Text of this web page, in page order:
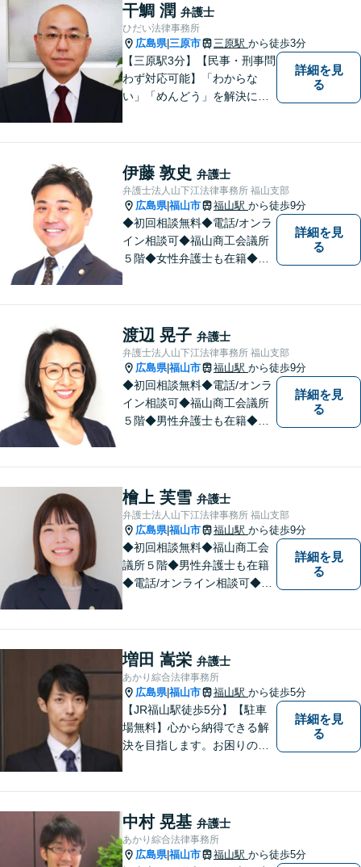
るよう職員一同頑張っていま
す。 お気軽にお問い合わせく
ださい。
干鯛 潤 弁護士
ひだい法律事務所
広島県| 三原市 三原駅 から徒歩3分
【三原駅3分】【民事・刑事問
わず対応可能】「わからな
い」「めんどう」を解決に導
動がモットー。身近な頼れる
弁護士として依頼者さまにし
っかりと寄り添います。
詳細を見
る
伊藤 敦史 弁護士
弁護士法人山下江法律事務所 福山支部
広島県|福山市 福山駅 から徒歩9分
◆初回相談無料◆電話/オンラ
イン相談可◆福山商工会議所
５階◆女性弁護士も在籍◆刑
いことも安心してご相談くだ
さい。あなたの気持ちに寄り
添い、丁寧にお応えします。
詳細を見
る
渡辺 晃子 弁護士
弁護士法人山下江法律事務所 福山支部
広島県|福山市 福山駅 から徒歩9分
◆初回相談無料◆電話/オンラ
イン相談可◆福山商工会議所
５階◆男性弁護士も在籍◆離
ど。話しにくいことも安心し
てご相談ください。あなたの
気持ちに寄り添い、丁寧にお
応えします。
詳細を見
る
檜上 芙雪 弁護士
弁護士法人山下江法律事務所 福山支部
広島県|福山市 福山駅 から徒歩9分
◆初回相談無料◆福山商工会
議所５階◆男性弁護士も在籍
◆電話/オンライン相談可◆離
話しにくいことも安心してご
相談ください。あなたの気持
ちに寄り添い、丁寧にお応え
します。
詳細を見
る
増田 嵩栄 弁護士
あかり綜合法律事務所
広島県|福山市 福山駅 から徒歩5分
【JR福山駅徒歩5分】【駐車
場無料】心から納得できる解
決を目指します。お困りの方
詳細を見
る
中村 晃基 弁護士
あかり綜合法律事務所
広島県|福山市 福山駅 から徒歩5分